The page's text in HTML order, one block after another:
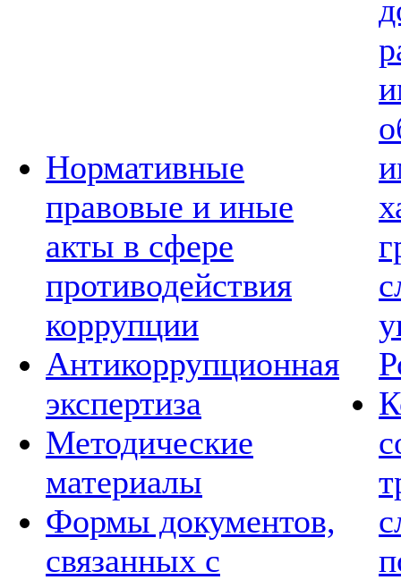
Нормативные
правовые и иные
акты в сфере
противодействия
коррупции
Антикоррупционная
экспертиза
Методические
материалы
Формы документов,
связанных с